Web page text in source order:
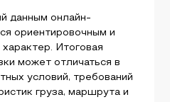
данным онлайн-
ориентировочным и
Итоговая
может отличаться в
условий, требований
груза, маршрута и